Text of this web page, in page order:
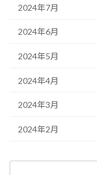
2024年7月
2024年6月
2024年5月
2024年4月
2024年3月
2024年2月